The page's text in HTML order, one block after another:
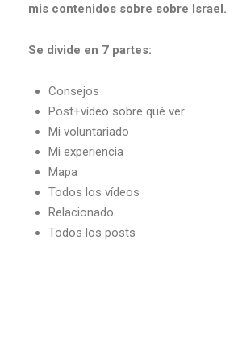
mis contenidos sobre sobre Israel.
Se divide en 7 partes:
Consejos
Post+vídeo sobre qué ver
Mi voluntariado
Mi experiencia
Mapa
Todos los vídeos
Relacionado
Todos los posts